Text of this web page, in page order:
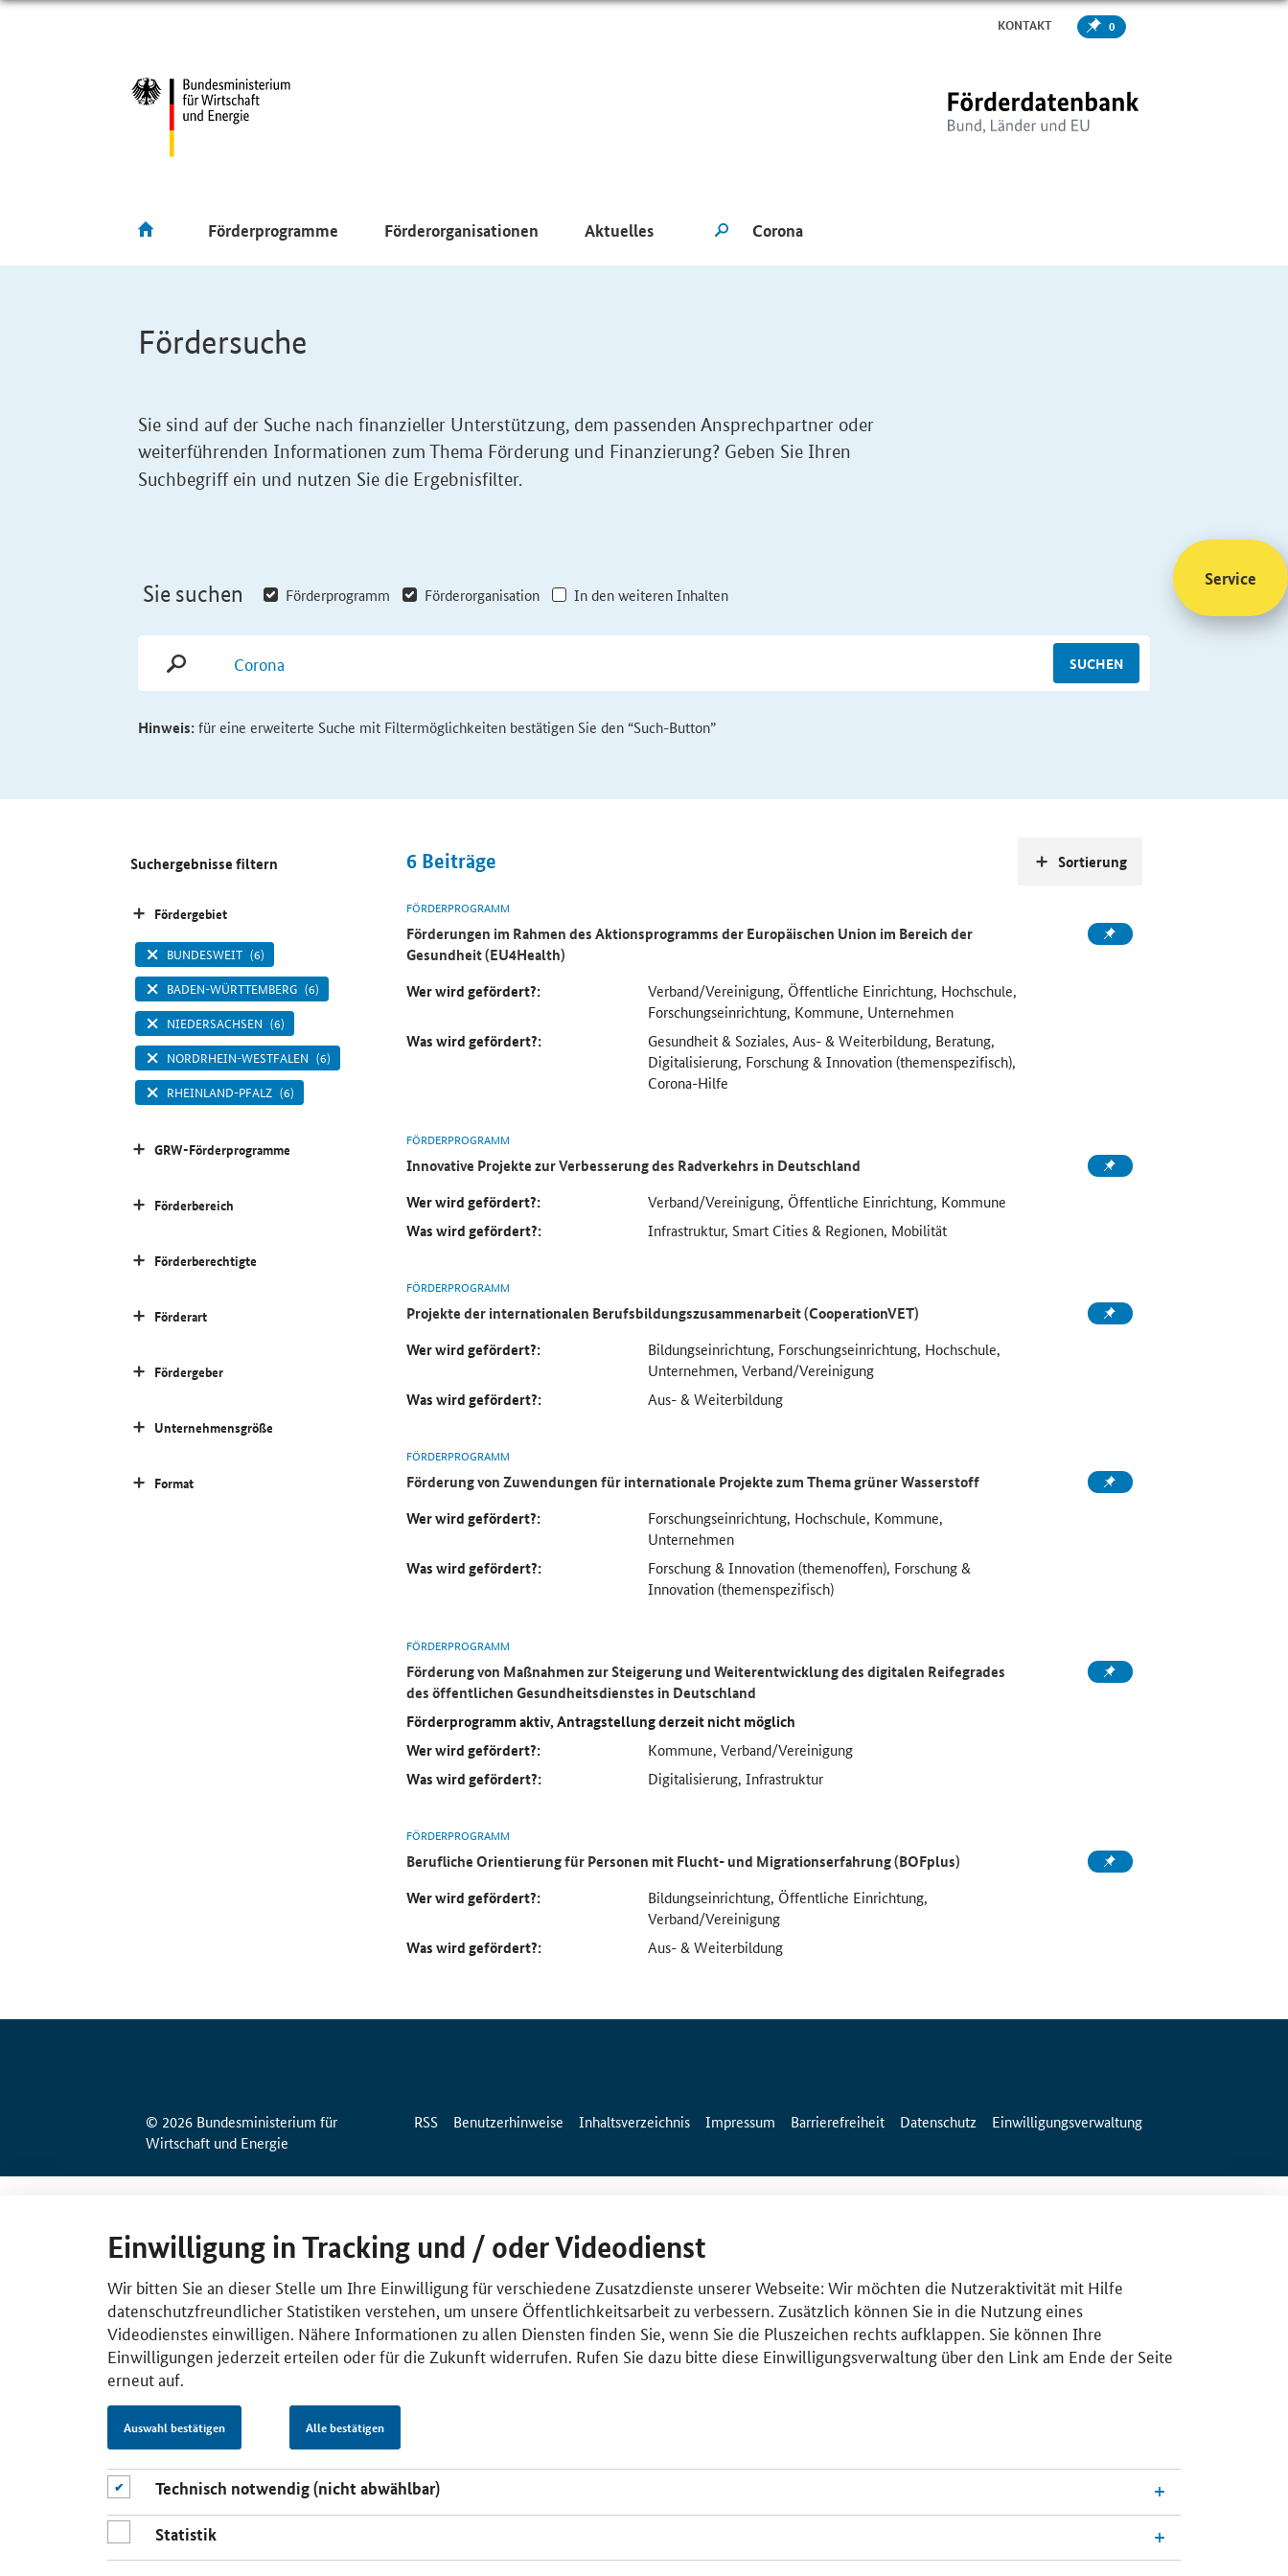
KONTAKT 0
Förderprogramme Förderorganisationen Aktuelles
Fördersuche
Sie sind auf der Suche nach finanzieller Unterstützung, dem passenden Ansprechpartner oder
weiterführenden Informationen zum Thema Förderung und Finanzierung? Geben Sie Ihren
Suchbegriff ein und nutzen Sie die Ergebnisfilter.
Sie suchen Förderprogramm Förderorganisation In den weiteren Inhalten
SUCHEN
Hinweis:für eine erweiterte Suche mit Filtermöglichkeiten bestätigen Sie den “Such-Button”
6 Beiträge
FÖRDERPROGRAMM
Förderungen im Rahmen des Aktionsprogramms der Europäischen Union im Bereich der
Gesundheit (EU4Health)
Wer wird gefördert?:
Verband/Vereinigung, Öffentliche Einrichtung, Hochschule,
Forschungseinrichtung, Kommune, Unternehmen
Was wird gefördert?:
Gesundheit & Soziales, Aus- & Weiterbildung, Beratung,
Digitalisierung, Forschung & Innovation (themenspezifisch),
Corona-Hilfe
FÖRDERPROGRAMM
Innovative Projekte zur Verbesserung des Radverkehrs in Deutschland
Wer wird gefördert?:
Verband/Vereinigung, Öffentliche Einrichtung, Kommune
Was wird gefördert?: Infrastruktur, Smart Cities & Regionen, Mobilität
FÖRDERPROGRAMM
Projekte der internationalen Berufsbildungszusammenarbeit (CooperationVET)
Wer wird gefördert?:
Bildungseinrichtung, Forschungseinrichtung, Hochschule,
Unternehmen, Verband/Vereinigung
Was wird gefördert?: Aus- & Weiterbildung
FÖRDERPROGRAMM
Förderung von Zuwendungen für internationale Projekte zum Thema grüner Wasserstoff
Wer wird gefördert?:
Forschungseinrichtung, Hochschule, Kommune,
Unternehmen
Was wird gefördert?:
Forschung & Innovation (themenoffen), Forschung &
Innovation (themenspezifisch)
FÖRDERPROGRAMM
Förderung von Maßnahmen zur Steigerung und Weiterentwicklung des digitalen Reifegrades
des öffentlichen Gesundheitsdienstes in Deutschland
Förderprogramm aktiv, Antragstellung derzeit nicht möglich
Wer wird gefördert?:
Kommune, Verband/Vereinigung
Was wird gefördert?: Digitalisierung, Infrastruktur
FÖRDERPROGRAMM
Berufliche Orientierung für Personen mit Flucht- und Migrationserfahrung (BOFplus)
Wer wird gefördert?:
Bildungseinrichtung, Öffentliche Einrichtung,
Verband/Vereinigung
Was wird gefördert?: Aus- & Weiterbildung
Sortierung
Suchergebnisse filtern
Fördergebiet
BUNDESWEIT (6)
BADEN-WÜRTTEMBERG (6)
NIEDERSACHSEN (6)
NORDRHEIN-WESTFALEN (6)
RHEINLAND-PFALZ (6)
GRW-Förderprogramme
Förderbereich
Förderberechtigte
Förderart
Fördergeber
Unternehmensgröße
Format
Service
© 2026 Bundesministerium für
Wirtschaft und Energie
RSS Benutzerhinweise Inhaltsverzeichnis Impressum Barrierefreiheit Datenschutz Einwilligungsverwaltung
Einwilligung in Tracking und / oder Videodienst
Wir bitten Sie an dieser Stelle um Ihre Einwilligung für verschiedene Zusatzdienste unserer Webseite: Wir möchten die Nutzeraktivität mit Hilfe
datenschutzfreundlicher Statistiken verstehen, um unsere Öffentlichkeitsarbeit zu verbessern. Zusätzlich können Sie in die Nutzung eines
Videodienstes einwilligen. Nähere Informationen zu allen Diensten finden Sie, wenn Sie die Pluszeichen rechts aufklappen. Sie können Ihre
Einwilligungen jederzeit erteilen oder für die Zukunft widerrufen. Rufen Sie dazu bitte diese Einwilligungsverwaltung über den Link am Ende der Seite
erneut auf.
Auswahl bestätigen Alle bestätigen
Technisch notwendig (nicht abwählbar)
Statistik